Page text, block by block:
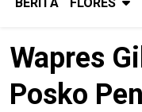
Wapres
Posko